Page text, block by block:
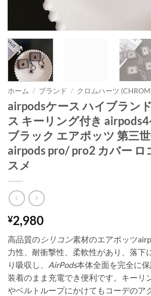
ホーム / ブランド / クロムハーツ
airpodsケース ハイブラン
ス キーリング付き
ブラック エアポッツ 第三
airpods pro/ pro2 カバー ロ
スメ
¥2,980
高品質のシリコン素材のエアポッツ
力性、耐衝撃性、柔軟性があり、落下
り吸収し、 AirPods本体全面を完全に
装着のまま充電でき便利です。キーリ
やベルトループにかけてもコーデのア